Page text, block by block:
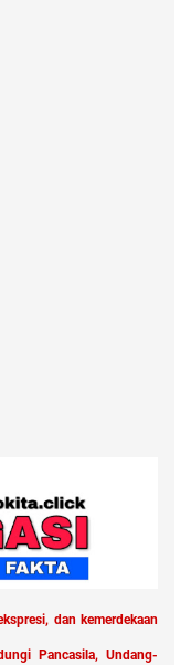
dan kemerdekaan
Pancasila, Undang-